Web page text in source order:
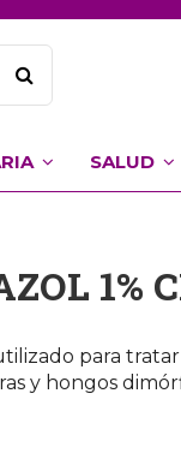
SALUD
1%
para tratar
y hongos